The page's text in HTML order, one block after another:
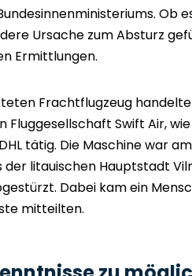
Ob
Ursache zum Absturz
Ermittlungen.
Frachtflugzeug
Fluggesellschaft Swift Air,
tätig. Die Maschine war
der litauischen Hauptstadt
Dabei kam ein
mitteilten.